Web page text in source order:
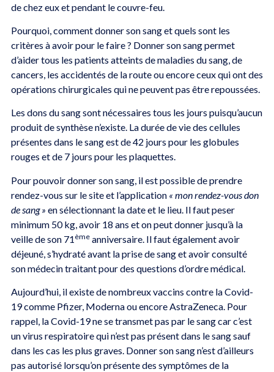
de chez eux et pendant le couvre-feu.
Pourquoi, comment donner son sang et quels sont les
critères à avoir pour le faire ? Donner son sang permet
d’aider tous les patients atteints de maladies du sang, de
cancers, les accidentés de la route ou encore ceux qui ont des
opérations chirurgicales qui ne peuvent pas être repoussées.
Les dons du sang sont nécessaires tous les jours puisqu’aucun
produit de synthèse n’existe. La durée de vie des cellules
présentes dans le sang est de 42 jours pour les globules
rouges et de 7 jours pour les plaquettes.
Pour pouvoir donner son sang, il est possible de prendre
rendez-vous sur le site et l’application « mon rendez-vous don
de sang » en sélectionnant la date et le lieu. Il faut peser
minimum 50 kg, avoir 18 ans et on peut donner jusqu’à la
veille de son 71 èmeanniversaire. Il faut également avoir
déjeuné, s’hydraté avant la prise de sang et avoir consulté
son médecin traitant pour des questions d’ordre médical.
Aujourd’hui, il existe de nombreux vaccins contre la Covid-
19 comme Pfizer, Moderna ou encore AstraZeneca. Pour
rappel, la Covid-19 ne se transmet pas par le sang car c’est
un virus respiratoire qui n’est pas présent dans le sang sauf
dans les cas les plus graves. Donner son sang n’est d’ailleurs
pas autorisé lorsqu’on présente des symptômes de la